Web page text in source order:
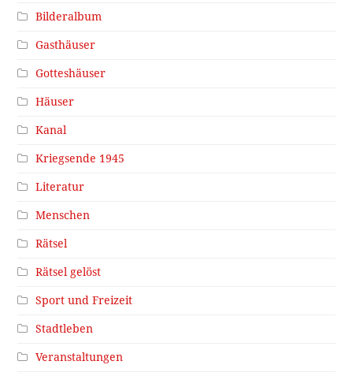
Bilderalbum
Gasthäuser
Gotteshäuser
Häuser
Kanal
Kriegsende 1945
Literatur
Menschen
Rätsel
Rätsel gelöst
Sport und Freizeit
Stadtleben
Veranstaltungen